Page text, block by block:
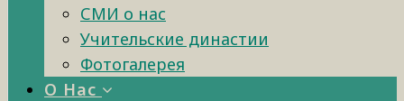
СМИ о нас
Учительские династии
Фотогалерея
О Нас